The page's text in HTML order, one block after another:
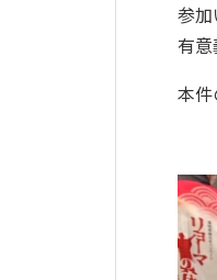
参
有
本件